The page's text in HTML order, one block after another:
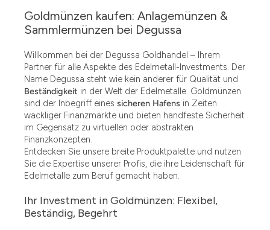
Goldmünzen kaufen: Anlagemünzen &
Sammlermünzen bei Degussa
Willkommen bei der Degussa Goldhandel – Ihrem
Partner für alle Aspekte des Edelmetall-Investments. Der
Name Degussa steht wie kein anderer für Qualität und
Beständigkeit in der Welt der Edelmetalle. Goldmünzen
sind der Inbegriff eines sicheren Hafens in Zeiten
wackliger Finanzmärkte und bieten handfeste Sicherheit
im Gegensatz zu virtuellen oder abstrakten
Finanzkonzepten.
Entdecken Sie unsere breite Produktpalette und nutzen
Sie die Expertise unserer Profis, die ihre Leidenschaft für
Edelmetalle zum Beruf gemacht haben.
Ihr Investment in Goldmünzen: Flexibel,
Beständig, Begehrt